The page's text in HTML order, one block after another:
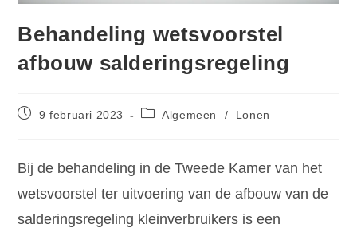
Behandeling wetsvoorstel
afbouw salderingsregeling
9 februari 2023 Algemeen / Lonen
Bij de behandeling in de Tweede Kamer van het
wetsvoorstel ter uitvoering van de afbouw van de
salderingsregeling kleinverbruikers is een